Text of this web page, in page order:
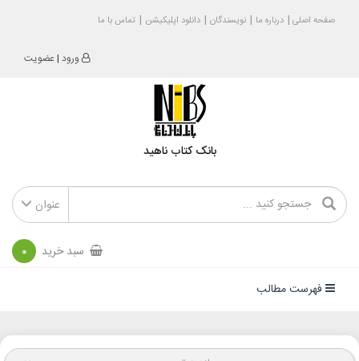
صفحه اصلی درباره ما نویسندگان دانلود اپلیکیشن تماس با ما
ورود |عضویت
بانک کتاب ناهید
عنوان
سبد خرید 0
فهرست مطالب